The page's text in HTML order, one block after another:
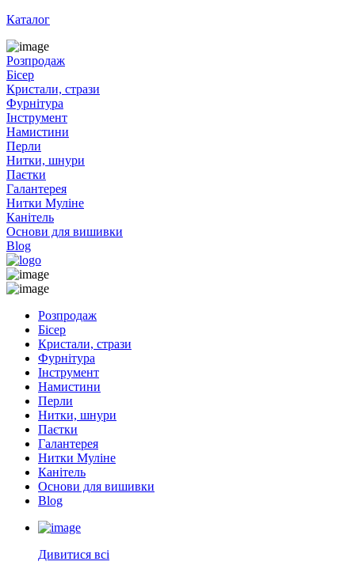
Каталог
Розпродаж
Бісер
Кристали, стрази
Фурнітура
Інструмент
Намистини
Перли
Нитки, шнури
Паєтки
Галантерея
Нитки Муліне
Канітель
Основи для вишивки
Blog
Розпродаж
Бісер
Кристали, стрази
Фурнітура
Інструмент
Намистини
Перли
Нитки, шнури
Паєтки
Галантерея
Нитки Муліне
Канітель
Основи для вишивки
Blog
Дивитися всі